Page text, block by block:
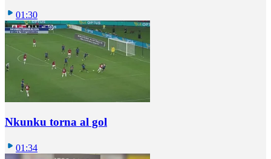
01:30
Nkunku torna al gol
01:34